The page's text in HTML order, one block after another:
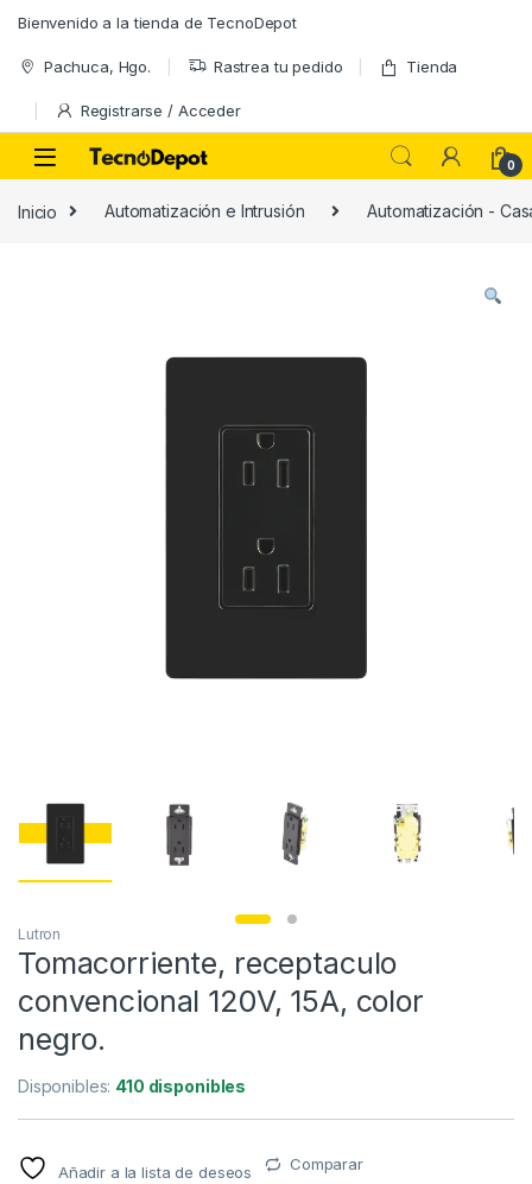
Bienvenido a la tienda de TecnoDepot
Pachuca, Hgo. Rastrea tu pedido Tienda
Registrarse / Acceder
0
Inicio Automatización e Intrusión Automatización -
Lutron
Tomacorriente, receptaculo
convencional 120V, 15A, color
negro.
Disponibles: 410 disponibles
Añadir a la lista de deseos Comparar